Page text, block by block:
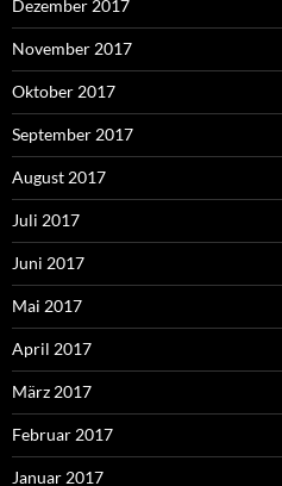
Dezember 2017
November 2017
Oktober 2017
September 2017
August 2017
Juli 2017
Juni 2017
Mai 2017
April 2017
März 2017
Februar 2017
Januar 2017